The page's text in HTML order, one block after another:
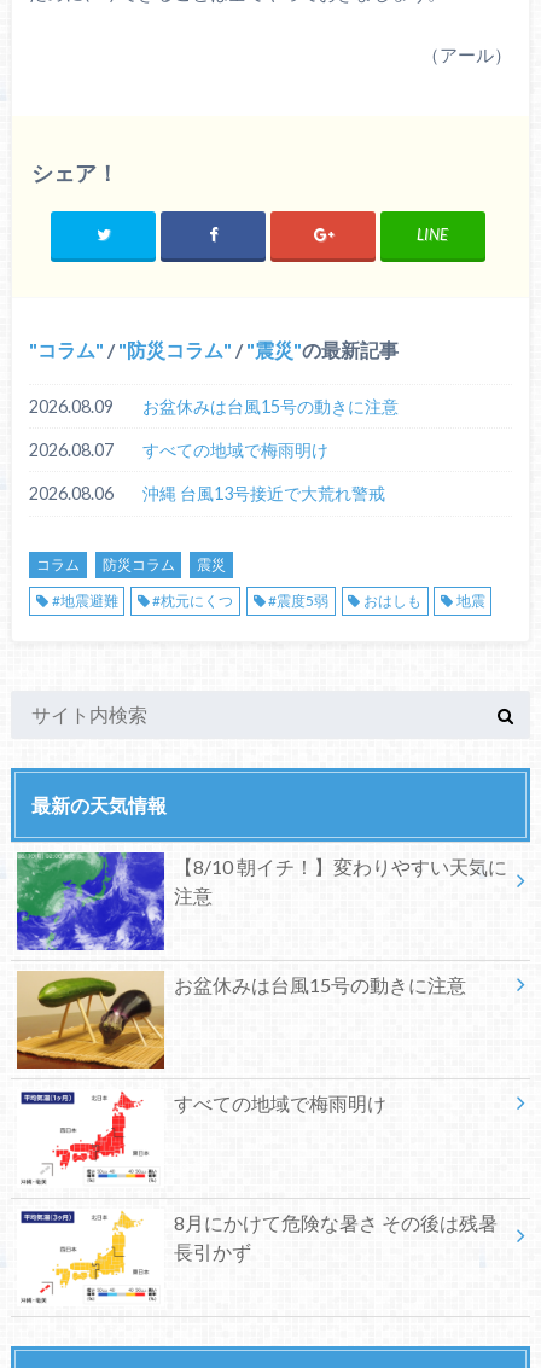
（アール）
シェア！
LINE
コラム / 防災コラム / 震災 の最新記事
2026.08.09 お盆休みは台風15号の動きに注意
2026.08.07 すべての地域で梅雨明け
2026.08.06 沖縄 台風13号接近で大荒れ警戒
コラム 防災コラム
震災
#地震避難
#枕元にくつ #震度5弱 おはしも 地震
最新の天気情報
【8/10 朝イチ！】変わりやすい天気に
注意
お盆休みは台風15号の動きに注意
すべての地域で梅雨明け
8月にかけて危険な暑さ その後は残暑
長引かず